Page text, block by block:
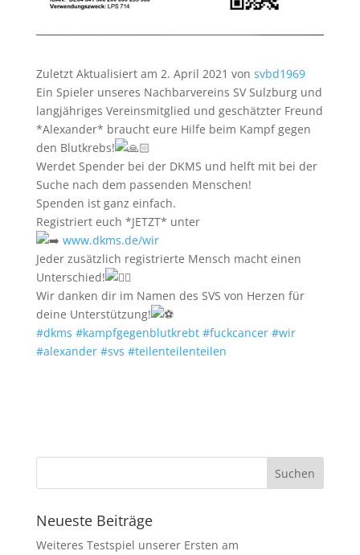
Zuletzt Aktualisiert am 2. April 2021 von svbd1969
Ein Spieler unseres Nachbarvereins SV Sulzburg und
langjähriges Vereinsmitglied und geschätzter Freund
*Alexander* braucht eure Hilfe beim Kampf gegen
den Blutkrebs!
Werdet Spender bei der DKMS und helft mit bei der
Suche nach dem passenden Menschen!
Spenden ist ganz einfach.
Registriert euch *JETZT* unter
www.dkms.de/wir
Jeder zusätzlich registrierte Mensch macht einen
Unterschied!
Wir danken dir im Namen des SVS von Herzen für
deine Unterstützung!
#dkms #kampfgegenblutkrebt #fuckcancer #wir
#alexander #svs #teilenteilenteilen
Neueste Beiträge
Weiteres Testspiel unserer Ersten am